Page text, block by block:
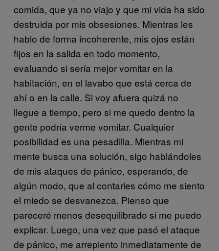
comida, que ya no viajo y que mi vida ha sido
destruida por mis obsesiones. Mientras les
hablo de forma incoherente, mis ojos están
fijos en la salida en todo momento,
evaluando si sería mejor vomitar en la
habitación, en el lavabo que está cerca de
ahí o en la calle. Si voy afuera quizá no
llegue a tiempo, pero si me quedo dentro la
gente podría verme vomitar. Cualquier
posibilidad es una pesadilla. Mientras mi
mente busca una solución, sigo hablándoles
de mis ataques de pánico, esperando, de
algún modo, que al contarles cómo me siento
el miedo se desvanezca. Pienso que
pareceré menos desequilibrado si me puedo
explicar. Luego, una vez que pasó el ataque
de pánico, me arrepiento inmediatamente de